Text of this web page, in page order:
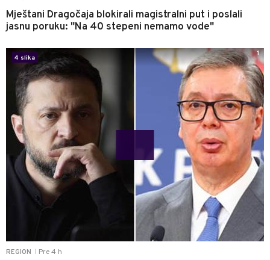
Mještani Dragočaja blokirali magistralni put i poslali
jasnu poruku: "Na 40 stepeni nemamo vode"
REGION Pre 4 h
4 slika
1